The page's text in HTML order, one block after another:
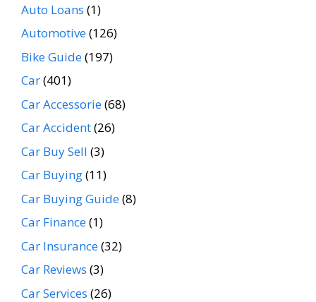
Auto Loans (1)
Automotive(126)
Bike Guide(197)
Car(401)
Car Accessorie(68)
Car Accident(26)
Car Buy Sell (3)
Car Buying(11)
Car Buying Guide(8)
Car Finance(1)
Car Insurance(32)
Car Reviews (3)
Car Services (26)